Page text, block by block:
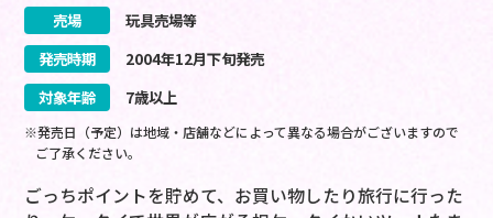
売場
玩具売場等
発売時期
2004年12月下旬発売
対象年齢
7歳以上
※発売日（予定）は地域・店舗などによって異なる場合がございますので
ご了承ください。
ごっちポイントを貯めて、お買い物したり旅行に行った